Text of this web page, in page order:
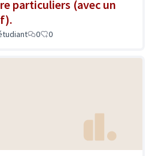
particuliers (avec un
0 0